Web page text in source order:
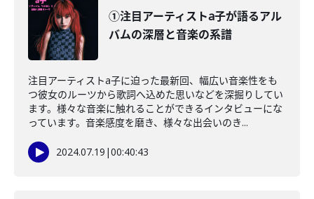
①注目アーティストa子が語るアル
バムの深層と音楽の系譜
注目アーティストa子に迫った最新回、幅広い音楽性をも
つ彼女のルーツから歌詞へ込めた思いなどを深掘りしてい
ます。様々な音楽に触れることができるインタビューにな
っています。音楽感度を磨き、様々な出会いのき...
2024.07.19 |00:40:43